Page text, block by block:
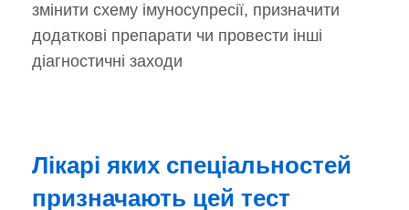
змінити схему імуносупресії, призначити
додаткові препарати чи провести інші
діагностичні заходи
Лікарі яких спеціальностей
призначають цей тест